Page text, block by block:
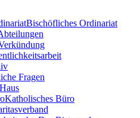
Bischöfliches Ordinariat
Fragen
Katholisches Büro